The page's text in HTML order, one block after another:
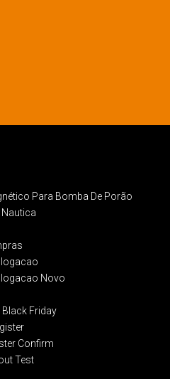
Para Bomba De Porão
Novo
Friday
Confirm
Test